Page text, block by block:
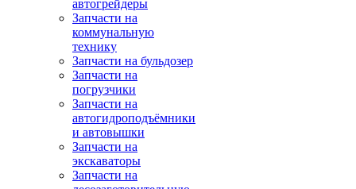
автогрейдеры
Запчасти на
коммунальную
технику
Запчасти на бульдозер
Запчасти на
погрузчики
Запчасти на
автогидроподъёмники
и автовышки
Запчасти на
экскаваторы
Запчасти на